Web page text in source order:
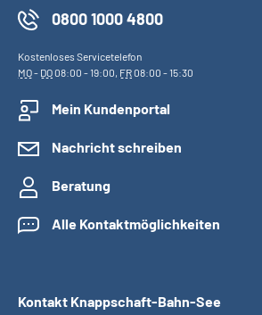
0800 1000 4800
Kostenloses Servicetelefon
MO- DO08:00 - 19:00, FR08:00 - 15:30
Mein Kundenportal
Nachricht schreiben
Beratung
Alle Kontaktmöglichkeiten
Kontakt Knappschaft-Bahn-See